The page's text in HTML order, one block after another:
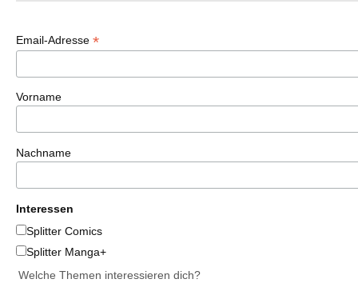
Email-Adresse *
Vorname
Nachname
Interessen
Splitter Comics
Splitter Manga+
Welche Themen interessieren dich?